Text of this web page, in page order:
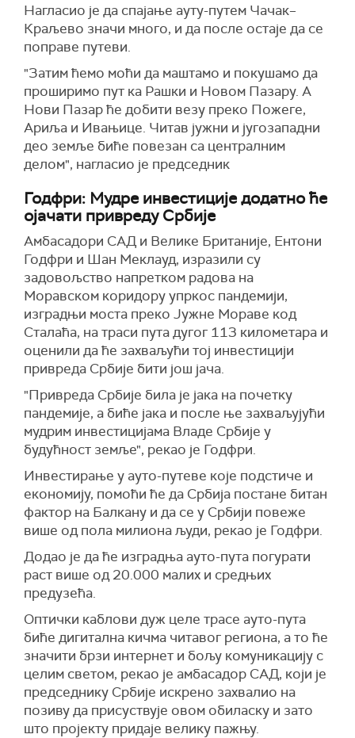
Нагласио је да спајање ауту-путем Чачак–
Краљево значи много, и да после остаје да се
поправе путеви.
"Затим ћемо моћи да маштамо и покушамо да
проширимо пут ка Рашки и Новом Пазару. А
Нови Пазар ће добити везу преко Пожеге,
Ариља и Ивањице. Читав јужни и југозападни
део земље биће повезан са централним
делом", нагласио је председник
Годфри: Мудре инвестиције додатно ће
ојачати привреду Србије
Амбасадори САД и Велике Британије, Ентони
Годфри и Шан Меклауд, изразили су
задовољство напретком радова на
Моравском коридору упркос пандемији,
изградњи моста преко Јужне Мораве код
Сталаћа, на траси пута дугог 113 километара и
оценили да ће захваљући тој инвестицији
привреда Србије бити још јача.
"Привреда Србије била је јака на почетку
пандемије, а биће јака и после ње захваљујући
мудрим инвестицијама Владе Србије у
будућност земље", рекао је Годфри.
Инвестирање у ауто-путеве које подстиче и
економију, помоћи ће да Србија постане битан
фактор на Балкану и да се у Србији повеже
више од пола милиона људи, рекао је Годфри.
Додао је да ће изградња ауто-пута погурати
раст више од 20.000 малих и средњих
предузећа.
Оптички каблови дуж целе трасе ауто-пута
биће дигитална кичма читавог региона, а то ће
значити брзи интернет и бољу комуникацију с
целим светом, рекао је амбасадор САД, који је
председнику Србије искрено захвалио на
позиву да присуствује овом обиласку и зато
што пројекту придаје велику пажњу.